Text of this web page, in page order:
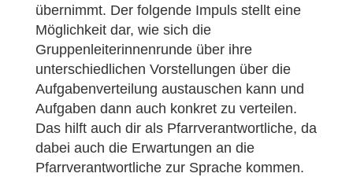
übernimmt. Der folgende Impuls stellt eine
Möglichkeit dar, wie sich die
Gruppenleiterinnenrunde über ihre
unterschiedlichen Vorstellungen über die
Aufgabenverteilung austauschen kann und
Aufgaben dann auch konkret zu verteilen.
Das hilft auch dir als Pfarrverantwortliche, da
dabei auch die Erwartungen an die
Pfarrverantwortliche zur Sprache kommen.